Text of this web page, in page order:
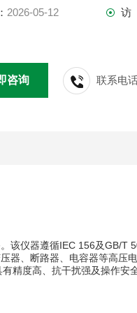
2026-05-12 访
咨询 联系电
该仪器遵循IEC 156及GB/T
器、断路器、电容器等高压
精度高、抗干扰强及操作安